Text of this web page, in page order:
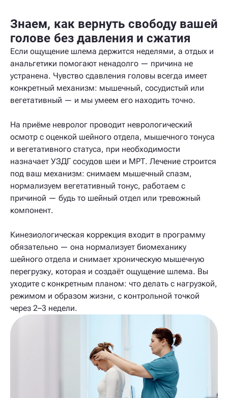
Знаем, как вернуть свободу вашей
голове без давления и сжатия
Если ощущение шлема держится неделями, а отдых и
анальгетики помогают ненадолго — причина не
устранена. Чувство сдавления головы всегда имеет
конкретный механизм: мышечный, сосудистый или
вегетативный — и мы умеем его находить точно.
На приёме невролог проводит неврологический
осмотр с оценкой шейного отдела, мышечного тонуса
и вегетативного статуса, при необходимости
назначает УЗДГ сосудов шеи и МРТ. Лечение строится
под ваш механизм: снимаем мышечный спазм,
нормализуем вегетативный тонус, работаем с
причиной — будь то шейный отдел или тревожный
компонент.
Кинезиологическая коррекция входит в программу
обязательно — она нормализует биомеханику
шейного отдела и снимает хроническую мышечную
перегрузку, которая и создаёт ощущение шлема. Вы
уходите с конкретным планом: что делать с нагрузкой,
режимом и образом жизни, с контрольной точкой
через 2–3 недели.